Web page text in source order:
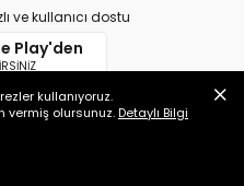
gerçekleştirebilirsiniz.
bir yöntemi Petlebi.com
255 10 01 numaralı hattan
Hakkında Sık
ve kullanıcı dostu
Play'den
kullanıyoruz.
vermiş olursunuz.Detaylı Bilgi